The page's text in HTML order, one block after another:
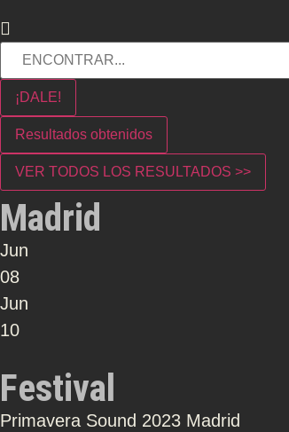
¡DALE!
Resultados obtenidos
VER TODOS LOS RESULTADOS >>
Madrid
Jun
08
Jun
10
Festival
Primavera Sound 2023 Madrid